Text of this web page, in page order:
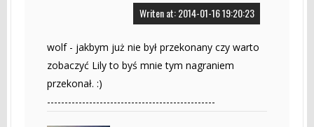
Writen at: 2014-01-16 19:20:23
wolf - jakbym już nie był przekonany czy warto
zobaczyć Lily to byś mnie tym nagraniem
przekonał. :)
------------------------------------------------